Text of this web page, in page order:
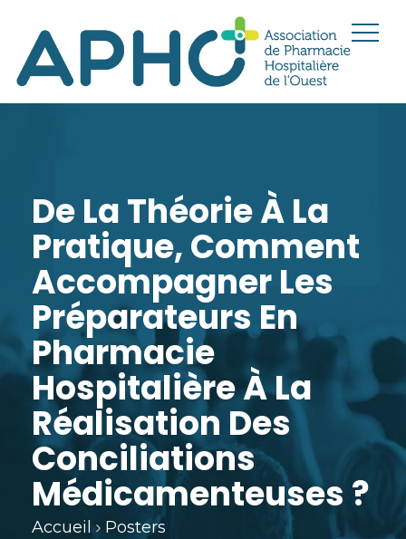
De La Théorie À La
Pratique, Comment
Accompagner Les
Préparateurs En
Pharmacie
Hospitalière À La
Réalisation Des
Conciliations
Médicamenteuses ?
Accueil
Posters